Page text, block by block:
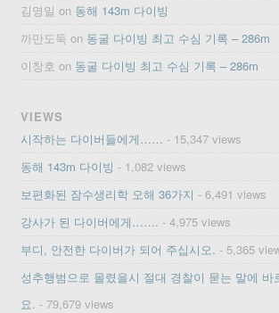
김영일 on 동해 143m 다이빙
까만도둑 on 동굴 다이빙 최고 수심 기록 – 286m
이창호 on 동굴 다이빙 최고 수심 기록 – 286m
VIEWS
시작하는 다이버들에게…… - 15,347 views
동해 143m 다이빙 - 1,082 views
보편화된 잠수생리학 오해 36가지 - 6,491 views
강사가 된 다이버에게……. - 4,975 views
부디, 안전한 다이버가 되어 주십시오. - 5,365
성추행범으로 몰렸을시 절대 경찰이 묻는 말에 바
요. - 79,679 views